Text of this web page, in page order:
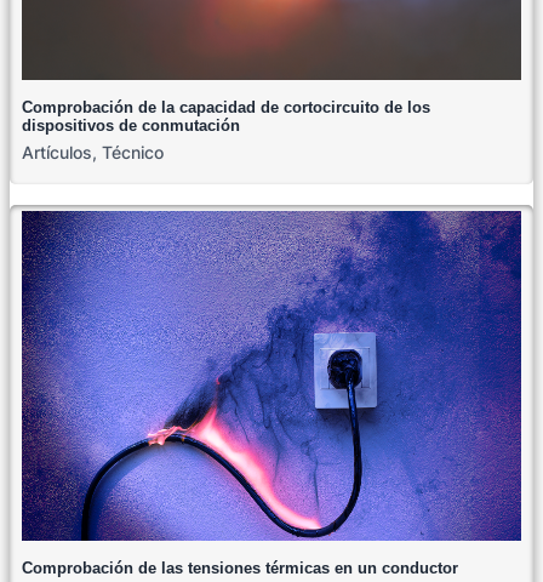
Comprobación de la capacidad de cortocircuito de los
dispositivos de conmutación
Artículos, Técnico
Comprobación de las tensiones térmicas en un conductor